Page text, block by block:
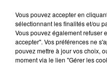
Cassis organise sa
10 mai 2022
Marseille : appel à
Frédéric Pache
Vous pouvez accepter en
sélectionnant les finalités et/ou
Vous pouvez également refuser
accepter". Vos préférences ne
pouvez mettre à jour vos choix,
moment via le lien "Gérer les